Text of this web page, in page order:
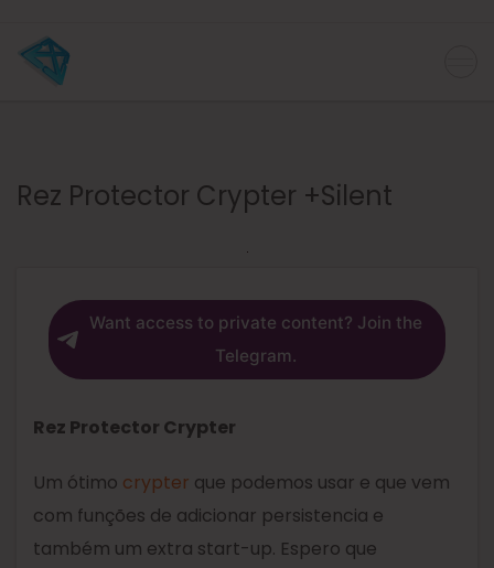
Rez Protector Crypter +Silent
Want access to private content? Join the
Telegram.
Rez Protector Crypter
Um ótimo crypter que podemos usar e que vem
com funções de adicionar persistencia e
também um extra start-up. Espero que